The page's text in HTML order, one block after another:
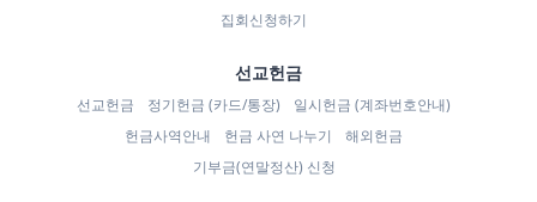
집회신청하기
선교헌금
선교헌금 정기헌금 (카드/통장)
일시헌금 (계좌번호안내)
헌금사역안내
헌금 사연 나누기
해외헌금
기부금(연말정산) 신청